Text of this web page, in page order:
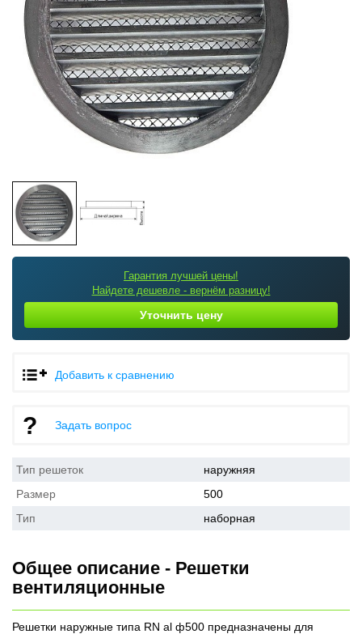
Гарантия лучшей цены!
Найдете дешевле - вернём разницу!
Уточнить цену
Добавить к сравнению
Задать вопрос
Тип решеток
наружняя
Размер
500
Тип
наборная
Общее описание - Решетки
вентиляционные
Решетки наружные типа RN al ф500 предназначены для